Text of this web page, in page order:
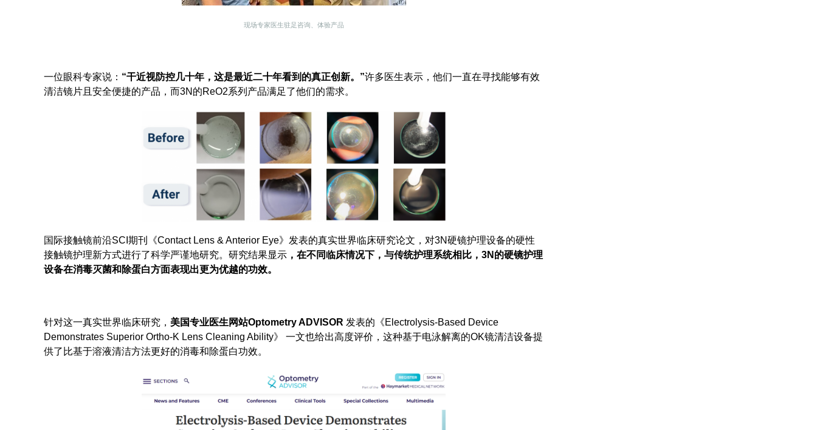
现场专家医生驻足咨询、体验产品
一位眼科专家说： “干近视防控几十年，这是最近二十年看到的真正创新。”许多医生表示，他们一直在寻找能够有效
清洁镜片且安全便捷的产品，而3N的ReO2系列产品满足了他们的需求。
国际接触镜前沿SCI期刊《Contact Lens & Anterior Eye》发表的真实世界临床研究论文，对3N硬镜护理设备的硬性
接触镜护理新方式进行了科学严谨地研究。研究结果显示 ，在不同临床情况下，与传统护理系统相比，3N的硬镜护理
设备在消毒灭菌和除蛋白方面表现出更为优越的功效。
针对这一真实世界临床研究， 美国专业医生网站Optometry ADVISOR 发表的《Electrolysis-Based Device
Demonstrates Superior Ortho-K Lens Cleaning Ability》 一文也给出高度评价，这种基于电泳解离的OK镜清洁设备提
供了比基于溶液清洁方法更好的消毒和除蛋白功效。